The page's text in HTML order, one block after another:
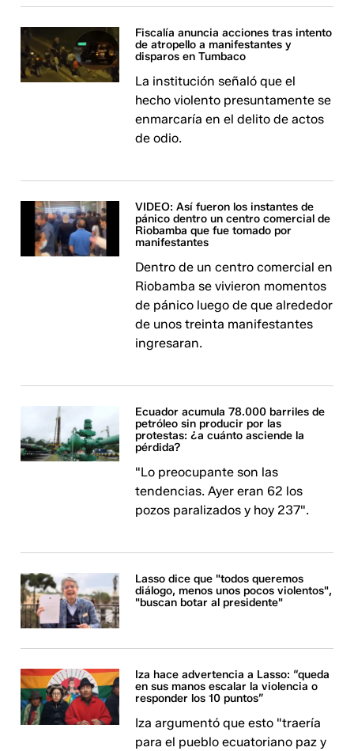
Fiscalía anuncia acciones tras intento
de atropello a manifestantes y
disparos en Tumbaco
La institución señaló que el
hecho violento presuntamente se
enmarcaría en el delito de actos
de odio.
VIDEO: Así fueron los instantes de
pánico dentro un centro comercial de
Riobamba que fue tomado por
manifestantes
Dentro de un centro comercial en
Riobamba se vivieron momentos
de pánico luego de que alrededor
de unos treinta manifestantes
ingresaran.
Ecuador acumula 78.000 barriles de
petróleo sin producir por las
protestas: ¿a cuánto asciende la
pérdida?
"Lo preocupante son las
tendencias. Ayer eran 62 los
pozos paralizados y hoy 237".
Lasso dice que "todos queremos
diálogo, menos unos pocos violentos",
"buscan botar al presidente"
Iza hace advertencia a Lasso: “queda
en sus manos escalar la violencia o
responder los 10 puntos”
Iza argumentó que esto "traería
para el pueblo ecuatoriano paz y